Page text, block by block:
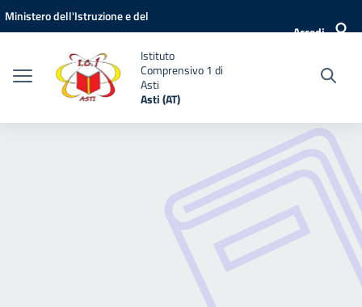
Vai ai contenuti
Vai al menu di navigazione
Vai al footer
Ministero dell'Istruzione e del
Accedi
Istituto
Comprensivo 1 di
Asti
Asti (AT)